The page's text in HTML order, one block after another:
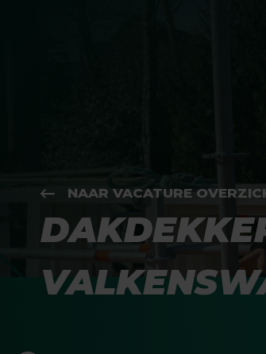
NAAR VACATURE